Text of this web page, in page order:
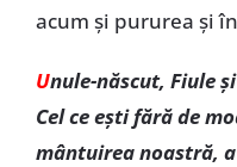
acum și pururea și
Unule-născut, Fiule
Cel ce eşti fără de
mântuirea noastră,